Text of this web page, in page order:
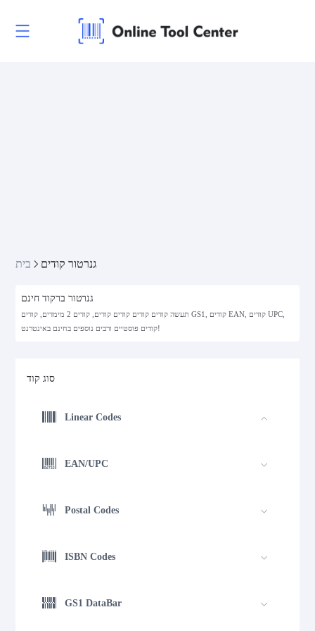
בית גנרטור קודים
גנרטור ברקוד חינם
תעשה קודים קודים קודים קודים, קודים 2 מימדים, קודים GS1, קודים EAN, קודים UPC,
קודים פוסטיים ורבים נוספים בחינם באינטרנט!
סוג קוד
Linear Codes
EAN/UPC
Postal Codes
ISBN Codes
GS1 DataBar